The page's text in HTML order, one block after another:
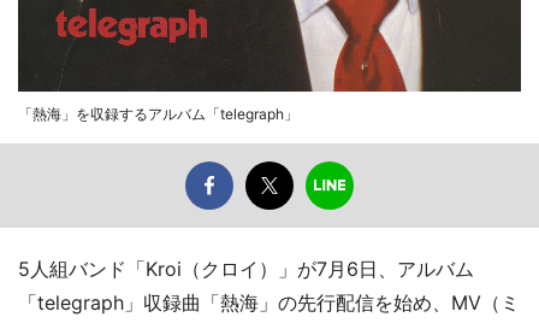
「熱海」を収録するアルバム「telegraph」
5人組バンド「Kroi（クロイ）」が7月6日、アルバム
「telegraph」収録曲「熱海」の先行配信を始め、MV（ミ